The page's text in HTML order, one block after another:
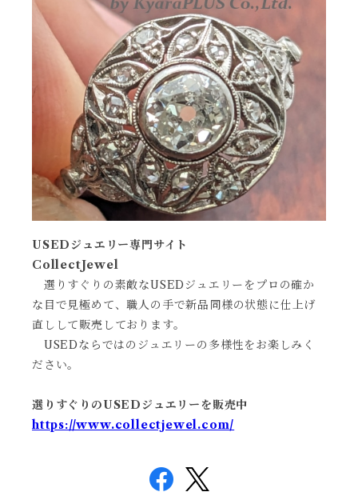
USEDジュエリー専門サイト
CollectJewel
選りすぐりの素敵なUSEDジュエリーをプロの確か
な目で見極めて、職人の手で新品同様の状態に仕上げ
直しして販売しております。
USEDならではのジュエリーの多様性をお楽しみく
ださい。
選りすぐりのUSEDジュエリーを販売中
https://www.collectjewel.com/